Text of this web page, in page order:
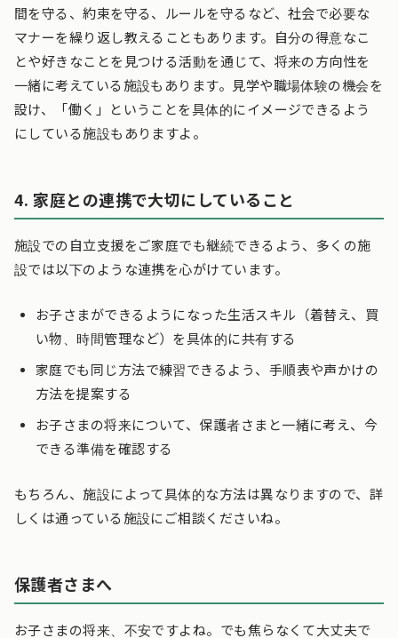
間を守る、約束を守る、ルールを守るなど、社会で必要な
マナーを繰り返し教えることもあります。自分の得意なこ
とや好きなことを見つける活動を通じて、将来の方向性を
一緒に考えている施設もあります。見学や職場体験の機会を
設け、「働く」ということを具体的にイメージできるよう
にしている施設もありますよ。
4. 家庭との連携で大切にしていること
施設での自立支援をご家庭でも継続できるよう、多くの施
設では以下のような連携を心がけています。
お子さまができるようになった生活スキル（着替え、買
い物、時間管理など）を具体的に共有する
家庭でも同じ方法で練習できるよう、手順表や声かけの
方法を提案する
お子さまの将来について、保護者さまと一緒に考え、今
できる準備を確認する
もちろん、施設によって具体的な方法は異なりますので、詳
しくは通っている施設にご相談くださいね。
保護者さまへ
お子さまの将来、不安ですよね。でも焦らなくて大丈夫で